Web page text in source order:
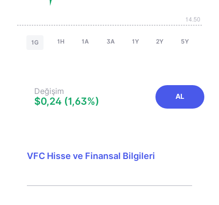
1G 1H 1A 3A 1Y 2Y 5Y
Değişim
$0,24 (1,63%) AL
VFC Hisse ve Finansal Bilgileri